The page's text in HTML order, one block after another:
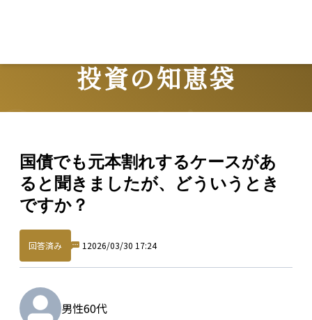
投資の知恵袋
国債でも元本割れするケースがあ
ると聞きましたが、どういうとき
ですか？
回答済み 1 2026/03/30 17:24
男性60代